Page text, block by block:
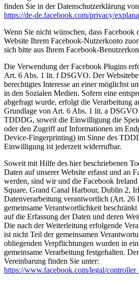
finden Sie in der Datenschutzerklärung
https://de-de.facebook.com/privacy/
Wenn Sie nicht wünschen, dass Facebook
Website Ihrem Facebook-Nutzerkonto
sich bitte aus Ihrem Facebook-
Die Verwendung der Facebook Plugins
Art. 6 Abs. 1 lit. f DSGVO. Der
berechtigtes Interesse an einer möglichst
in den Sozialen Medien. Sofern eine
abgefragt wurde, erfolgt die Verarbeitung
Grundlage von Art. 6 Abs. 1 lit. a DSGVO
TDDDG, soweit die Einwilligung die
oder den Zugriff auf Informationen im
Device-Fingerprinting) im Sinne des
Einwilligung ist jederzeit widerrufbar.
Soweit mit Hilfe des hier beschriebenen
Daten auf unserer Website erfasst und an
werden, sind wir und die Facebook
Square, Grand Canal Harbour, Dublin 2,
Datenverarbeitung verantwortlich (Art.
gemeinsame Verantwortlichkeit
auf die Erfassung der Daten und deren
Die nach der Weiterleitung erfolgende
ist nicht Teil der gemeinsamen
obliegenden Verpflichtungen wurden in
gemeinsame Verarbeitung festgehalten.
Vereinbarung finden Sie unter:
https://www.facebook.com/legal/